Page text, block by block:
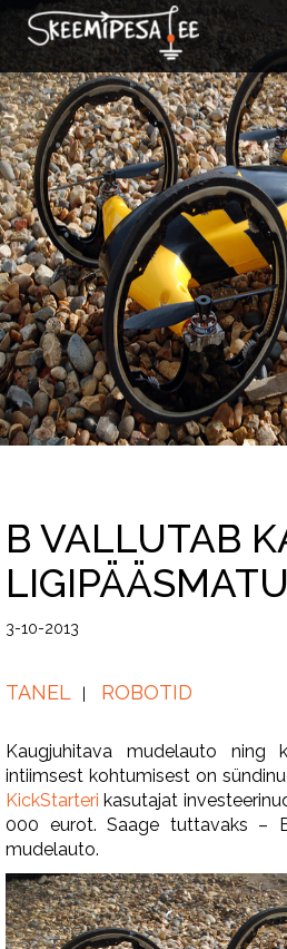
B VALLUTAB
3-10-2013
TANEL ROBOTID
Kaugjuhitava mudelauto ning
intiimsest kohtumisest on
KickStarteri kasutajat
000 eurot. Saage tuttavaks –
mudelauto.